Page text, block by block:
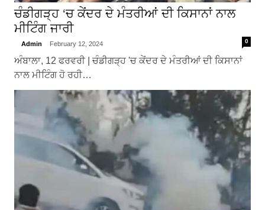
ਚੰਡੀਗੜ੍ਹ ‘ਚ ਕੇਂਦਰ ਦੇ ਮੰਤਰੀਆਂ ਦੀ ਕਿਸਾਨਾਂ ਨਾਲ
ਮੀਟਿੰਗ ਜਾਰੀ
Admin February 12, 2024 0
ਅੰਬਾਲਾ, 12 ਫਰਵਰੀ | ਚੰਡੀਗੜ੍ਹ 'ਚ ਕੇਂਦਰ ਦੇ ਮੰਤਰੀਆਂ ਦੀ ਕਿਸਾਨਾਂ
ਨਾਲ ਮੀਟਿੰਗ ਹੋ ਰਹੀ…